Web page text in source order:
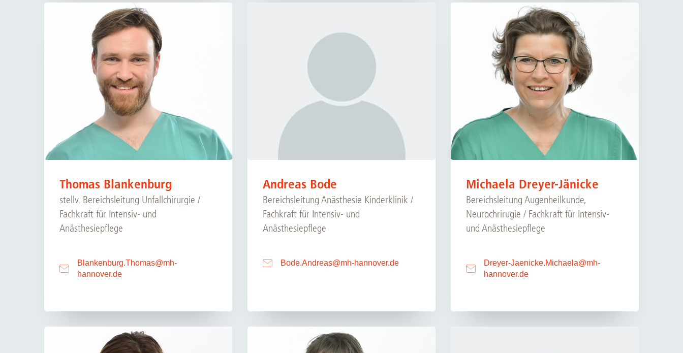
Thomas Blankenburg
stellv. Bereichsleitung Unfallchirurgie /
Fachkraft für Intensiv- und
Anästhesiepflege
Blankenburg.Thomas@mh-
hannover.de
Andreas Bode
Bereichsleitung Anästhesie Kinderklinik /
Fachkraft für Intensiv- und
Anästhesiepflege
Bode.Andreas@mh-hannover.de
Michaela Dreyer-Jänicke
Bereichsleitung Augenheilkunde,
Neurochrirugie / Fachkraft für Intensiv-
und Anästhesiepflege
Dreyer-Jaenicke.Michaela@mh-
hannover.de